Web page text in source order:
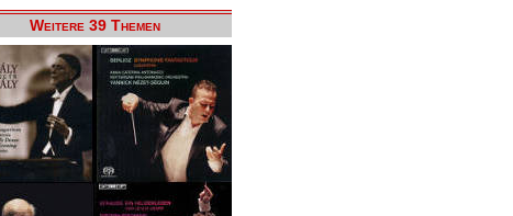
Weitere 39 Themen